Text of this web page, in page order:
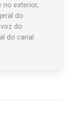
no exterior,
do
do
do canal